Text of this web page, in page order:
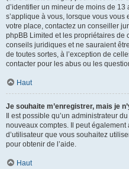
d’identifier un mineur de moins de 13
s’applique à vous, lorsque vous vous
votre place, contactez un conseiller
phpBB Limited et les propriétaires de
conseils juridiques et ne sauraient
de toutes sortes, à l’exception de
contacter pour les abus ou les
Haut
Je souhaite m’enregistrer, mais je
Il est possible qu’un administrateur
nouveaux comptes. Il peut
d’utilisateur que vous souhaitez
pour obtenir de l’aide.
Haut